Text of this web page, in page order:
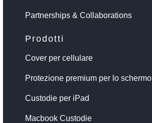
Partnerships & Collaborations
Prodotti
Cover per cellulare
Protezione premium per lo schermo
Custodie per iPad
Macbook Custodie